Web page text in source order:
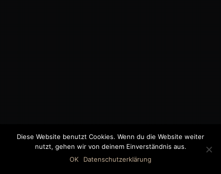
©2018 MWB – MOTORWAGEN BERNAU GMBH
Diese Website benutzt Cookies. Wenn du die Website weiter
nutzt, gehen wir von deinem Einverständnis aus.
OK
Datenschutzerklärung